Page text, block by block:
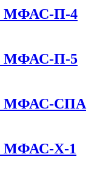
МФАС-П-4
МФАС-П-5
МФАС-СПА
МФАС-Х-1